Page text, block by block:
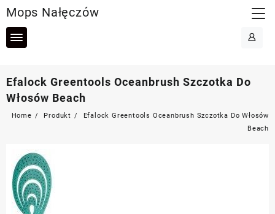
to
content
Mops Nałęczów
Efalock Greentools Oceanbrush Szczotka Do
Włosów Beach
Home Produkt
Efalock Greentools Oceanbrush Szczotka Do Włosów
Beach